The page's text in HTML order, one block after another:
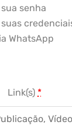
senha
WhatsApp
Link(s) *